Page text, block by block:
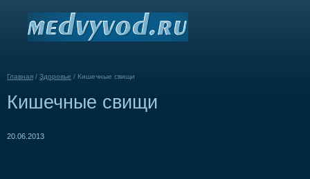
Главная / Здоровье / Кишечные свищи
Кишечные свищи
20.06.2013